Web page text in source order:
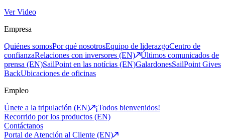
Ver Video
Empresa
Quiénes somosPor qué nosotrosEquipo de liderazgoCentro de
confianzaRelaciones con inversores (EN)
Últimos comunicados de
prensa (EN)SailPoint en las notícias (EN)GalardonesSailPoint Gives
BackUbicaciones de oficinas
Empleo
Únete a la tripulación (EN)
¡Todos bienvenidos!
Recorrido por los productos (EN)
Contáctanos
Portal de Atención al Cliente (EN)